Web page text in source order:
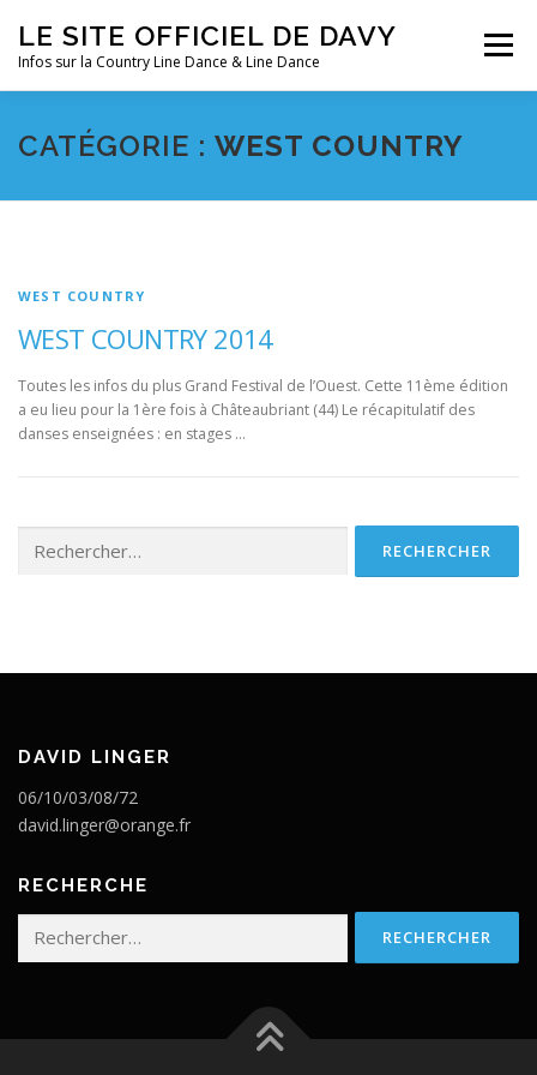
contenu
LE SITE OFFICIEL DE DAVY
Infos sur la Country Line Dance & Line Dance
Menu
ACCUEIL LES COURS DANSES FESTIVALS
CATÉGORIE : WEST COUNTRY
WEST COUNTRY
WEST COUNTRY 2014
Toutes les infos du plus Grand Festival de l’Ouest. Cette 11ème édition
a eu lieu pour la 1ère fois à Châteaubriant (44) Le récapitulatif des
danses enseignées : en stages …
DAVID LINGER
06/10/03/08/72
david.linger@orange.fr
RECHERCHE
Rechercher :